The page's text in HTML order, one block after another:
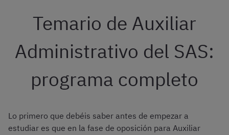
Temario de Auxiliar
Administrativo del SAS:
programa completo
Lo primero que debéis saber antes de empezar a
estudiar es que en la fase de oposición para Auxiliar